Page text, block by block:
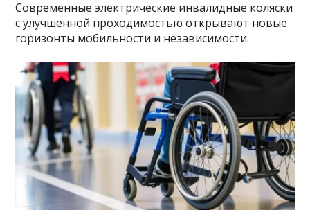
Современные электрические инвалидные коляски
с улучшенной проходимостью открывают новые
горизонты мобильности и независимости.